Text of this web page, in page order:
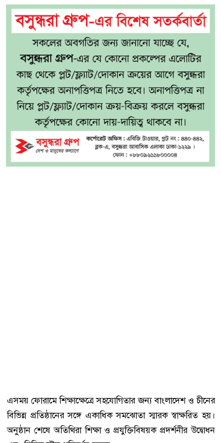
এসময় ফোরামে শিক্ষাক্ষেত্রে সহযোগিতার জন্য বাংলাদেশ ও চীনের
বিভিন্ন প্রতিষ্ঠানের সঙ্গে একাধিক সমঝোতা স্মারক স্বাক্ষরিত হয়।
অনুষ্ঠান শেষে অতিথিরা শিক্ষা ও প্রযুক্তিবিষয়ক প্রদর্শনীর উদ্বোধন